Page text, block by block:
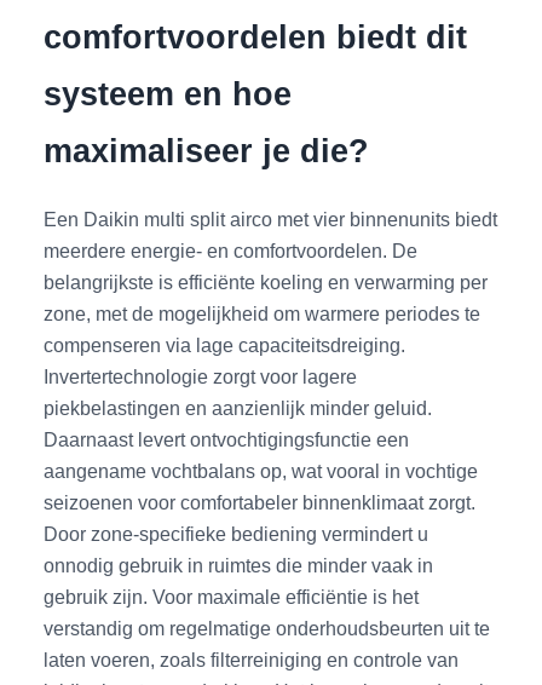
comfortvoordelen biedt dit
systeem en hoe
maximaliseer je die?
Een Daikin multi split airco met vier binnenunits biedt
meerdere energie- en comfortvoordelen. De
belangrijkste is efficiënte koeling en verwarming per
zone, met de mogelijkheid om warmere periodes te
compenseren via lage capaciteitsdreiging.
Invertertechnologie zorgt voor lagere
piekbelastingen en aanzienlijk minder geluid.
Daarnaast levert ontvochtigingsfunctie een
aangename vochtbalans op, wat vooral in vochtige
seizoenen voor comfortabeler binnenklimaat zorgt.
Door zone-specifieke bediening vermindert u
onnodig gebruik in ruimtes die minder vaak in
gebruik zijn. Voor maximale efficiëntie is het
verstandig om regelmatige onderhoudsbeurten uit te
laten voeren, zoals filterreiniging en controle van